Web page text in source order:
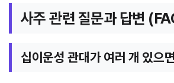
사주 관련 질문과 답변
십이운성 관대가 여러 개 있으